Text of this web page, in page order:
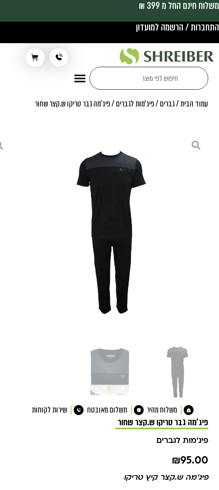
משלוח חינם החל מ 399 ₪
התחברות / הרשמה למועדון
עמוד הבית/גברים/פיג'מות לגברים/ פיג'מה גבר טריקו ש.קצר שחור
משלוח מהיר תשלום מאובטח שירות לקוחות
פיג'מה גבר טריקו ש.קצר שחור
פיג'מות לגברים
₪95.00
פיג’מה ש.קצר קיץ טריקו